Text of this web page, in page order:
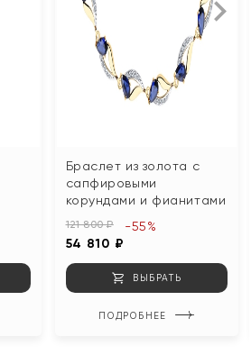
Браслет из золота с
сапфировыми
корундами и фианитами
121 800 ₽
54 810 ₽
-55%
ВЫБРАТЬ
ПОДРОБНЕЕ